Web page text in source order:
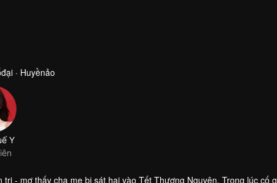
· Huyềnảo
- mơ thấy cha mẹ bị sát hại vào Tết Thượng Nguyên. Trong lúc cố